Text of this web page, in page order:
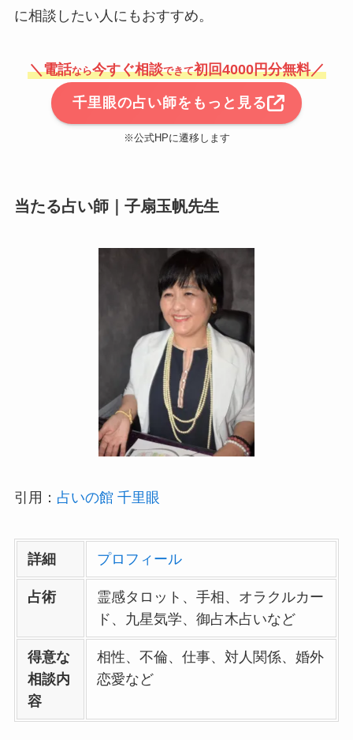
に相談したい人にもおすすめ。
＼電話なら今すぐ相談できて初回4000円分無料／
千里眼の占い師をもっと見る
※公式HPに遷移します
当たる占い師｜子扇玉帆先生
引用： 占いの館 千里眼
詳細 プロフィール
占術
霊感タロット、手相、オラクルカー
ド、九星気学、御占木占いなど
得意な
相談内
容
相性、不倫、仕事、対人関係、婚外
恋愛など